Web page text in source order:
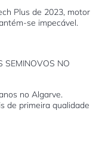
Plus de 2023, motor
se impecável.
SEMINOVOS NO
no Algarve.
de primeira qualidade